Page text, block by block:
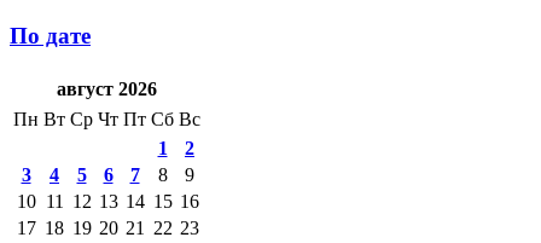
По дате
август 2026
Пн Вт Ср Чт Пт Сб Вс
1
2
3
4 5 6 7 8
9
10 11 12 13 14 15 16
17 18 19 20 21 22 23